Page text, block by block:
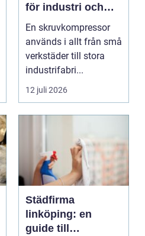
för industri och
verkstad
En skruvkompressor
används i allt från små
verkstäder till stora
industrifabri...
12 juli 2026
Städfirma
linköping: en
guide till